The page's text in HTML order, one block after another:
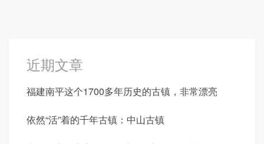
近期文章
福建南平这个1700多年历史的古镇，非常漂亮
依然“活”着的千年古镇：中山古镇